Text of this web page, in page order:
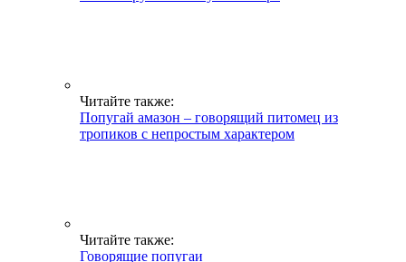
Читайте также:
Попугай амазон – говорящий питомец из
тропиков с непростым характером
Читайте также:
Говорящие попугаи